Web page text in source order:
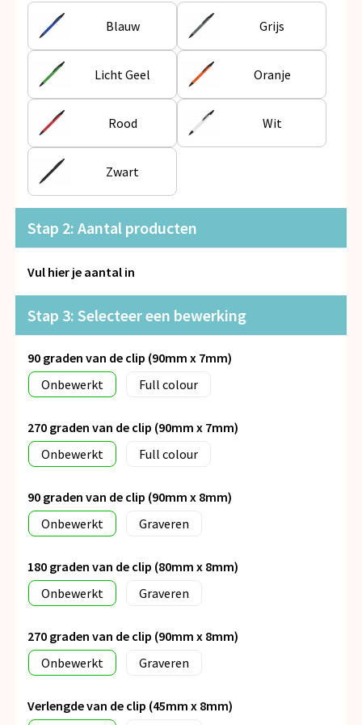
Snoepgoed
Spellen voor binnen en buiten
Veiligheid, Auto en Fiets
Vrije tijd en Strand
Anti-stress
Blauw Grijs
Licht Geel Oranje
Rood Wit
Zwart
Stap 2: Aantal producten
Vul hier je aantal in
Stap 3: Selecteer een bewerking
90 graden van de clip (90mm x 7mm)
Onbewerkt
Full colour
270 graden van de clip (90mm x 7mm)
Onbewerkt
Full colour
90 graden van de clip (90mm x 8mm)
Onbewerkt
Graveren
180 graden van de clip (80mm x 8mm)
Onbewerkt
Graveren
270 graden van de clip (90mm x 8mm)
Onbewerkt
Graveren
Verlengde van de clip (45mm x 8mm)